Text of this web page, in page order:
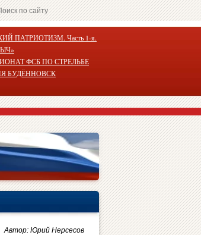
ПАТРИОТИЗМ. Часть 1-я.
ФСБ ПО СТРЕЛЬБЕ
БУДЁННОВСК
Автор: Юрий Нерсесов